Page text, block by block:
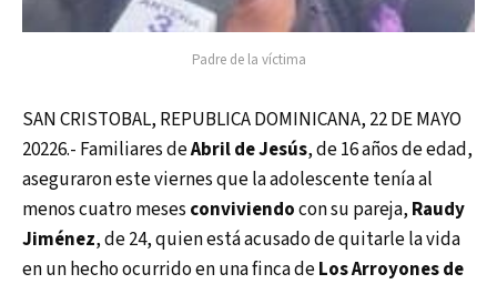
Padre de la víctima
SAN CRISTOBAL, REPUBLICA DOMINICANA, 22 DE MAYO
20226.- Familiares deAbril de Jesús, de 16 años de edad,
aseguraron este viernes que la adolescente tenía al
menos cuatro meses conviviendocon su pareja, Raudy
Jiménez, de 24, quien está acusado de quitarle la vida
en un hecho ocurrido en una finca deLos Arroyones de